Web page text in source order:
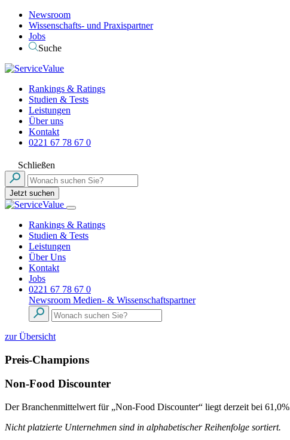
Newsroom
Wissenschafts- und Praxispartner
Jobs
Suche
Rankings & Ratings
Studien & Tests
Leistungen
Über uns
Kontakt
0221 67 78 67 0
Schließen
Jetzt suchen
Rankings & Ratings
Studien & Tests
Leistungen
Über Uns
Kontakt
Jobs
0221 67 78 67 0
Newsroom Medien- & Wissenschaftspartner
zur Übersicht
Preis-Champions
Non-Food Discounter
Der Branchenmittelwert für „Non-Food Discounter“ liegt derzeit bei
Nicht platzierte Unternehmen sind in alphabetischer Reihenfolge sortiert.